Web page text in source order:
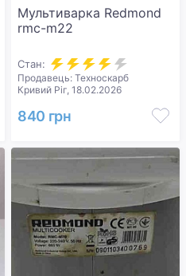
Мультиварка Redmond
rmc-m22
Стан:
Продавець: Техноскарб
Кривий Ріг, 18.02.2026
840 грн